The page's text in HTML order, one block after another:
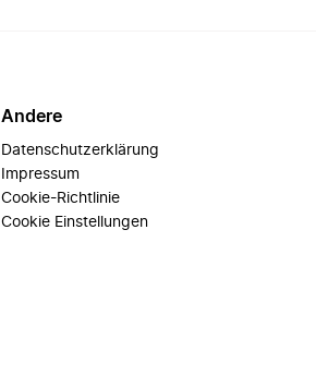
Andere
Datenschutzerklärung
Impressum
Cookie-Richtlinie
Cookie Einstellungen